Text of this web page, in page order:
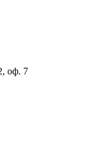
оф. 7